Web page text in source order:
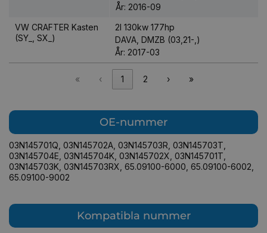
År: 2016-09
VW CRAFTER Kasten
(SY_, SX_)
2l 130kw 177hp
DAVA, DMZB (03,21-,)
År: 2017-03
« ‹ 1 2 › »
OE-nummer
03N145701Q 03N145702A 03N145703R 03N145703T
03N145704E 03N145704K 03N145702X 03N145701T
03N145703K 03N145703RX 65.09100-6000 65.09100-6002
65.09100-9002
Kompatibla nummer